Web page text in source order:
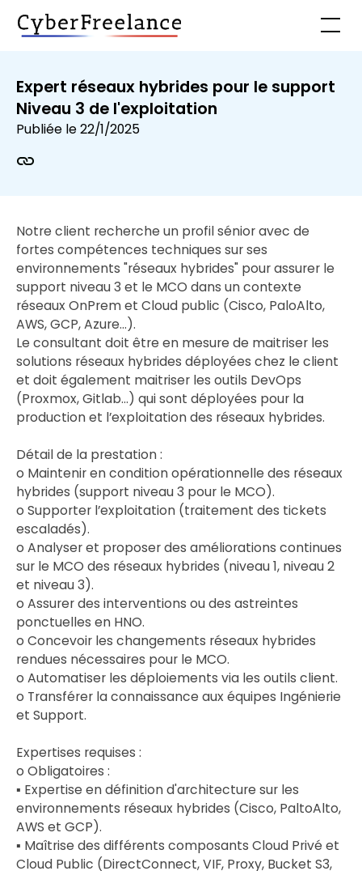
Expert réseaux hybrides pour le support
Niveau 3 de l'exploitation
Publiée le22/1/2025
Notre client recherche un profil sénior avec de
fortes compétences techniques sur ses
environnements "réseaux hybrides" pour assurer le
support niveau 3 et le MCO dans un contexte
réseaux OnPrem et Cloud public (Cisco, PaloAlto,
AWS, GCP, Azure…).
Le consultant doit être en mesure de maitriser les
solutions réseaux hybrides déployées chez le client
et doit également maitriser les outils DevOps
(Proxmox, Gitlab…) qui sont déployées pour la
production et l’exploitation des réseaux hybrides.
Détail de la prestation :
o Maintenir en condition opérationnelle des réseaux
hybrides (support niveau 3 pour le MCO).
o Supporter l’exploitation (traitement des tickets
escaladés).
o Analyser et proposer des améliorations continues
sur le MCO des réseaux hybrides (niveau 1, niveau 2
et niveau 3).
o Assurer des interventions ou des astreintes
ponctuelles en HNO.
o Concevoir les changements réseaux hybrides
rendues nécessaires pour le MCO.
o Automatiser les déploiements via les outils client.
o Transférer la connaissance aux équipes Ingénierie
et Support.
Expertises requises :
o Obligatoires :
▪ Expertise en définition d'architecture sur les
environnements réseaux hybrides (Cisco, PaltoAlto,
AWS et GCP).
▪ Maîtrise des différents composants Cloud Privé et
Cloud Public (DirectConnect, VIF, Proxy, Bucket S3,